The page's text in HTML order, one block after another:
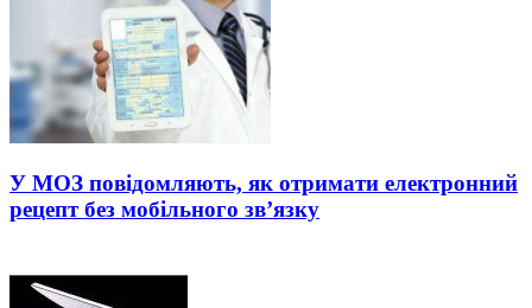
У МОЗ повідомляють, як отримати електронний
рецепт без мобільного зв’язку